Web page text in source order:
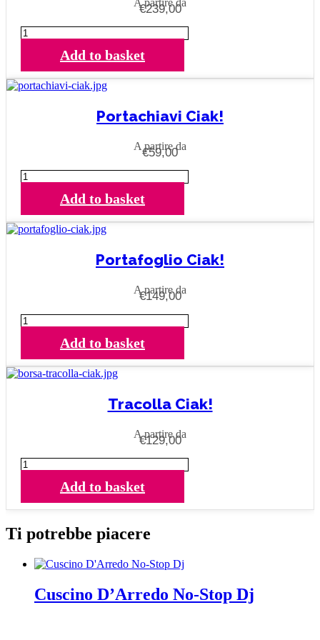
chosen
on
page
€239,00
Trolley
Add to basket
Portachiavi Ciak!
A partire da
€59,00
Portachiavi
Add to basket
Portafoglio Ciak!
A partire da
€149,00
Portafoglio
Add to basket
Tracolla Ciak!
A partire da
€129,00
Tracolla
Add to basket
Ti potrebbe piacere
Cuscino D’Arredo No-Stop Dj